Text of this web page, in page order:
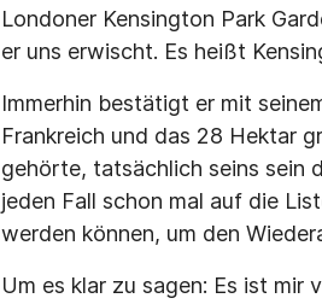
Londoner Kensington Park
er uns erwischt. Es heißt
Immerhin bestätigt er mit
Frankreich und das 28 Hektar
gehörte, tatsächlich seins sein
jeden Fall schon mal auf die
werden können, um den
Um es klar zu sagen: Es ist